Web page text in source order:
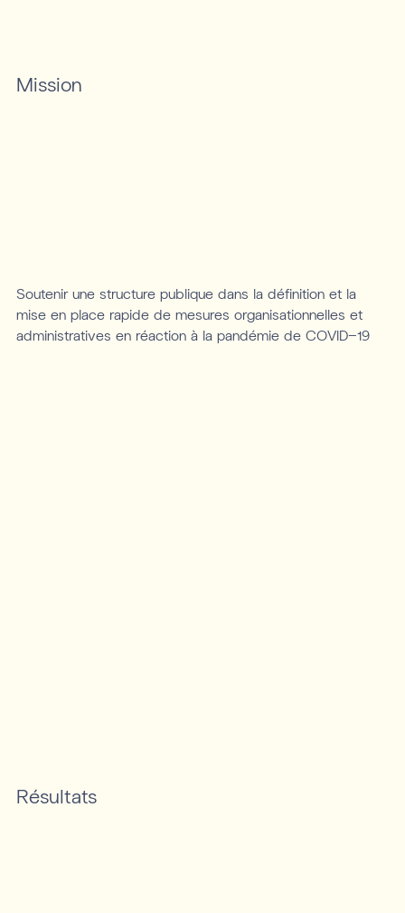
Mission
Soutenir une structure publique dans la définition et la
mise en place rapide de mesures organisationnelles et
administratives en réaction à la pandémie de COVID-19
Résultats